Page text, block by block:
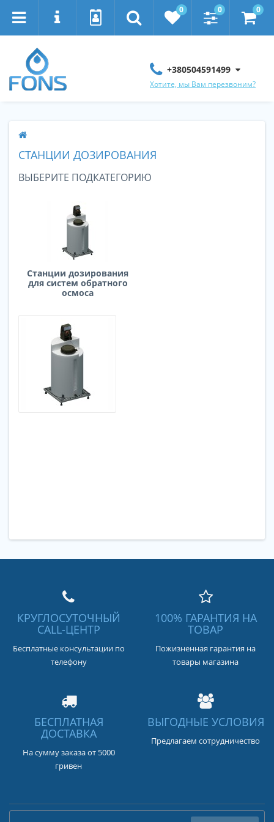
0 0 0
+380504591499
Хотите, мы Вам перезвоним?
СТАНЦИИ ДОЗИРОВАНИЯ
ВЫБЕРИТЕ ПОДКАТЕГОРИЮ
Станции дозирования
для систем обратного
осмоса
КРУГЛОСУТОЧНЫЙ
CALL-ЦЕНТР
Бесплатные консультации по
телефону
100% ГАРАНТИЯ НА
ТОВАР
Пожизненная гарантия на
товары магазина
БЕСПЛАТНАЯ
ДОСТАВКА
На сумму заказа от 5000
гривен
ВЫГОДНЫЕ УСЛОВИЯ
Предлагаем сотрудничество